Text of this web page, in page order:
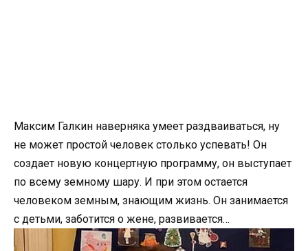
Максим Галкин наверняка умеет раздваиваться, ну
не может простой человек столько успевать! Он
создает новую концертную программу, он выступает
по всему земному шару. И при этом остается
человеком земным, знающим жизнь. Он занимается
с детьми, заботится о жене, развивается…